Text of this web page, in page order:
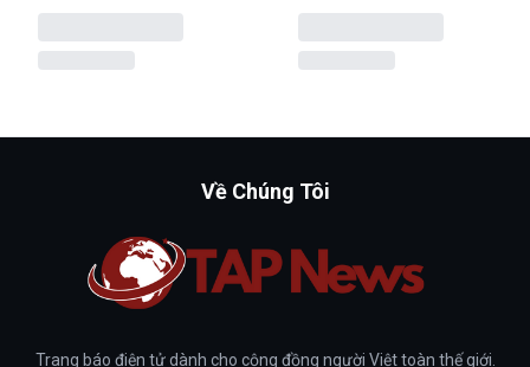
Về Chúng Tôi
Trang báo điện tử dành cho cộng đồng người Việt toàn thế giới.